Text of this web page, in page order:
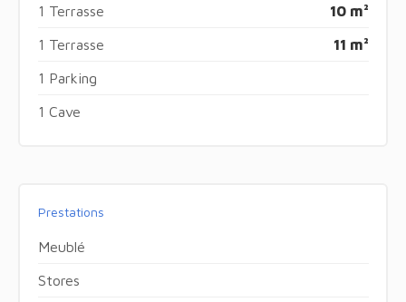
1 Terrasse 10 m²
1 Terrasse 11 m²
1 Parking
1 Cave
Prestations
Meublé
Stores